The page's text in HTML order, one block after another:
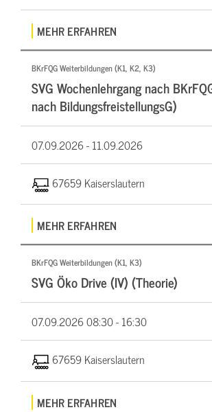
MEHR ERFAHREN
BKrFQG Weiterbildungen (K1, K2, K3)
SVG Wochenlehrgang nach
nach BildungsfreistellungsG)
07.09.2026 -11.09.2026
67659 Kaiserslautern
MEHR ERFAHREN
BKrFQG Weiterbildungen (K1, K3)
SVG Öko Drive (IV) (Theorie)
07.09.202608:30 - 16:30
67659 Kaiserslautern
MEHR ERFAHREN